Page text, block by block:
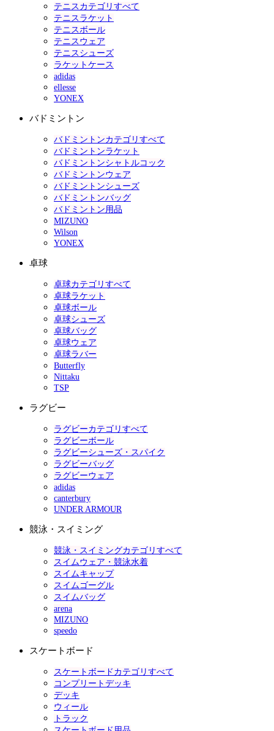
テニスカテゴリすべて
テニスラケット
テニスボール
テニスウェア
テニスシューズ
ラケットケース
adidas
ellesse
YONEX
バドミントン
バドミントンカテゴリすべて
バドミントンラケット
バドミントンシャトルコック
バドミントンウェア
バドミントンシューズ
バドミントンバッグ
バドミントン用品
MIZUNO
Wilson
YONEX
卓球
卓球カテゴリすべて
卓球ラケット
卓球ボール
卓球シューズ
卓球バッグ
卓球ウェア
卓球ラバー
Butterfly
Nittaku
TSP
ラグビー
ラグビーカテゴリすべて
ラグビーボール
ラグビーシューズ・スパイク
ラグビーバッグ
ラグビーウェア
adidas
canterbury
UNDER ARMOUR
競泳・スイミング
競泳・スイミングカテゴリすべて
スイムウェア・競泳水着
スイムキャップ
スイムゴーグル
スイムバッグ
arena
MIZUNO
speedo
スケートボード
スケートボードカテゴリすべて
コンプリートデッキ
デッキ
ウィール
トラック